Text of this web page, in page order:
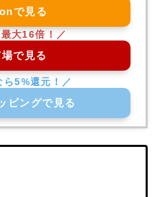
で見る
で見る
ピングで見る